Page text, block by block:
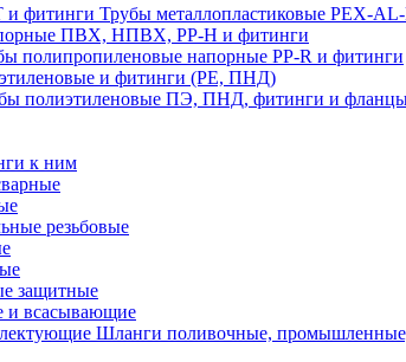
Трубы металлопластиковые PEX-
ПВХ, НПВХ, PP-H и фитинги
полипропиленовые напорные PP-R и фитинги
и фитинги (PE, ПНД)
полиэтиленовые ПЭ, ПНД, фитинги и
к ним
резьбовые
защитные
и всасывающие
Шланги поливочные,